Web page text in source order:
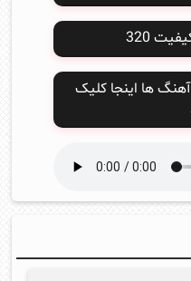
320
ها اینجا کلیک